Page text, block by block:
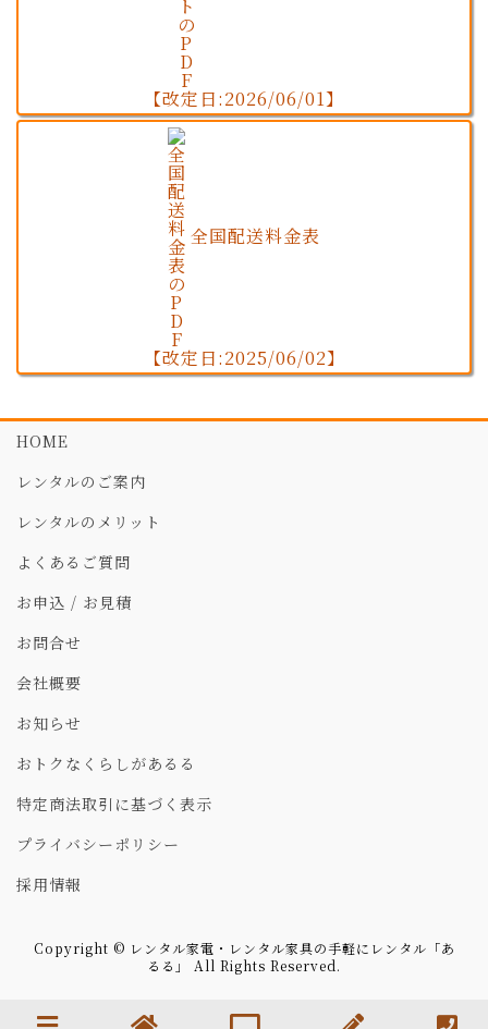
【改定日:2026/06/01】
全国配送料金表
【改定日:2025/06/02】
HOME
レンタルのご案内
レンタルのメリット
よくあるご質問
お申込 / お見積
お問合せ
会社概要
お知らせ
おトクなくらしがあるる
特定商法取引に基づく表示
プライバシーポリシー
採用情報
Copyright © レンタル家電・レンタル家具の手軽にレンタル「あ
るる」 All Rights Reserved.